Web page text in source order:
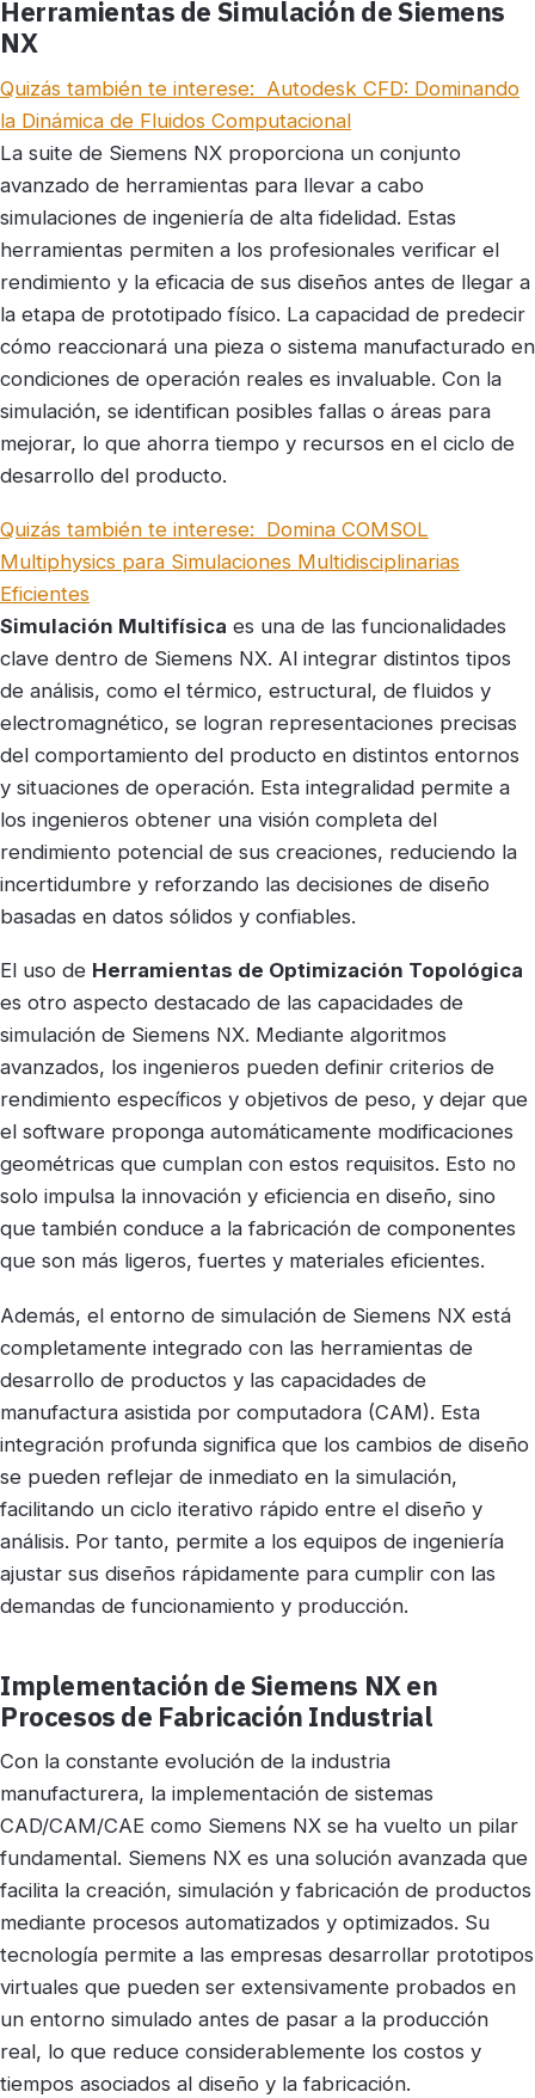
Herramientas de Simulación de Siemens
NX
Quizás también te interese: Autodesk CFD: Dominando
la Dinámica de Fluidos Computacional
La suite de Siemens NX proporciona un conjunto
avanzado de herramientas para llevar a cabo
simulaciones de ingeniería de alta fidelidad. Estas
herramientas permiten a los profesionales verificar el
rendimiento y la eficacia de sus diseños antes de llegar a
la etapa de prototipado físico. La capacidad de predecir
cómo reaccionará una pieza o sistema manufacturado en
condiciones de operación reales es invaluable. Con la
simulación, se identifican posibles fallas o áreas para
mejorar, lo que ahorra tiempo y recursos en el ciclo de
desarrollo del producto.
Quizás también te interese: Domina COMSOL
Multiphysics para Simulaciones Multidisciplinarias
Eficientes
Simulación Multifísica es una de las funcionalidades
clave dentro de Siemens NX. Al integrar distintos tipos
de análisis, como el térmico, estructural, de fluidos y
electromagnético, se logran representaciones precisas
del comportamiento del producto en distintos entornos
y situaciones de operación. Esta integralidad permite a
los ingenieros obtener una visión completa del
rendimiento potencial de sus creaciones, reduciendo la
incertidumbre y reforzando las decisiones de diseño
basadas en datos sólidos y confiables.
El uso de Herramientas de Optimización Topológica
es otro aspecto destacado de las capacidades de
simulación de Siemens NX. Mediante algoritmos
avanzados, los ingenieros pueden definir criterios de
rendimiento específicos y objetivos de peso, y dejar que
el software proponga automáticamente modificaciones
geométricas que cumplan con estos requisitos. Esto no
solo impulsa la innovación y eficiencia en diseño, sino
que también conduce a la fabricación de componentes
que son más ligeros, fuertes y materiales eficientes.
Además, el entorno de simulación de Siemens NX está
completamente integrado con las herramientas de
desarrollo de productos y las capacidades de
manufactura asistida por computadora (CAM). Esta
integración profunda significa que los cambios de diseño
se pueden reflejar de inmediato en la simulación,
facilitando un ciclo iterativo rápido entre el diseño y
análisis. Por tanto, permite a los equipos de ingeniería
ajustar sus diseños rápidamente para cumplir con las
demandas de funcionamiento y producción.
Implementación de Siemens NX en
Procesos de Fabricación Industrial
Con la constante evolución de la industria
manufacturera, la implementación de sistemas
CAD/CAM/CAE como Siemens NX se ha vuelto un pilar
fundamental. Siemens NX es una solución avanzada que
facilita la creación, simulación y fabricación de productos
mediante procesos automatizados y optimizados. Su
tecnología permite a las empresas desarrollar prototipos
virtuales que pueden ser extensivamente probados en
un entorno simulado antes de pasar a la producción
real, lo que reduce considerablemente los costos y
tiempos asociados al diseño y la fabricación.